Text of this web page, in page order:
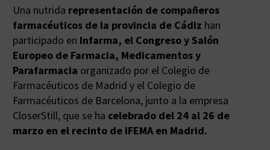
Una nutrida representación de compañeros
farmacéuticos de la provincia de Cádiz han
participado en Infarma, el Congreso y Salón
Europeo de Farmacia, Medicamentos y
Parafarmacia organizado por el Colegio de
Farmacéuticos de Madrid y el Colegio de
Farmacéuticos de Barcelona, junto a la empresa
CloserStill, que se ha celebrado del 24 al 26 de
marzo en el recinto de IFEMA en Madrid.